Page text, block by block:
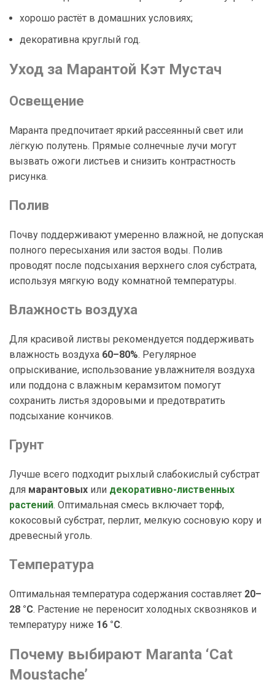
хорошо растёт в домашних условиях;
декоративна круглый год.
Уход за Марантой Кэт Мустач
Освещение
Маранта предпочитает яркий рассеянный свет или
лёгкую полутень. Прямые солнечные лучи могут
вызвать ожоги листьев и снизить контрастность
рисунка.
Полив
Почву поддерживают умеренно влажной, не допуская
полного пересыхания или застоя воды. Полив
проводят после подсыхания верхнего слоя субстрата,
используя мягкую воду комнатной температуры.
Влажность воздуха
Для красивой листвы рекомендуется поддерживать
влажность воздуха 60–80%. Регулярное
опрыскивание, использование увлажнителя воздуха
или поддона с влажным керамзитом помогут
сохранить листья здоровыми и предотвратить
подсыхание кончиков.
Грунт
Лучше всего подходит рыхлый слабокислый субстрат
для марантовых или декоративно-лиственных
растений. Оптимальная смесь включает торф,
кокосовый субстрат, перлит, мелкую сосновую кору и
древесный уголь.
Температура
Оптимальная температура содержания составляет 20–
28 °C. Растение не переносит холодных сквозняков и
температуру ниже 16 °C.
Почему выбирают Maranta ‘Cat
Moustache’